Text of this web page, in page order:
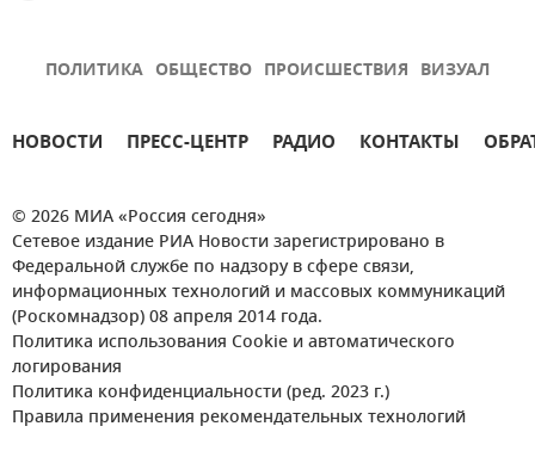
ПОЛИТИКА ОБЩЕСТВО ПРОИСШЕСТВИЯ ВИЗУАЛ
НОВОСТИ ПРЕСС-ЦЕНТР РАДИО КОНТАКТЫ
© 2026 МИА «Россия сегодня»
Сетевое издание РИА Новости зарегистрировано в
Федеральной службе по надзору в сфере связи,
информационных технологий и массовых коммуникаций
(Роскомнадзор) 08 апреля 2014 года.
Политика использования Cookie и автоматического
логирования
Политика конфиденциальности (ред. 2023 г.)
Правила применения рекомендательных технологий